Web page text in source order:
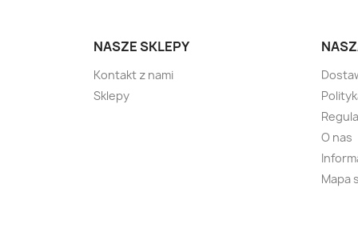
NASZE SKLEPY
Kontakt z nami
Sklepy
O nas
Mapa